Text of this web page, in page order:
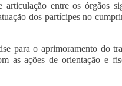
entre os órgãos
dos partícipes no
para o aprimoramento do
as ações de orientação e